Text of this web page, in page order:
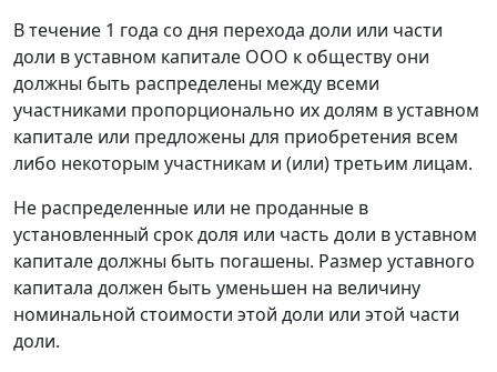
В течение 1 года со дня перехода доли или части
доли в уставном капитале ООО к обществу они
должны быть распределены между всеми
участниками пропорционально их долям в уставном
капитале или предложены для приобретения всем
либо некоторым участникам и (или) третьим лицам.
Не распределенные или не проданные в
установленный срок доля или часть доли в уставном
капитале должны быть погашены. Размер уставного
капитала должен быть уменьшен на величину
номинальной стоимости этой доли или этой части
доли.